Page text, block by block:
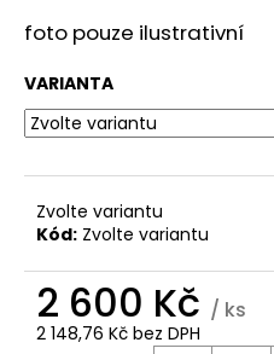
foto pouze ilustrativní
VARIANTA
Zvolte variantu
Kód: Zvolte variantu
2 600 Kč / ks
2 148,76 Kč bez DPH
č
j
e
m
DVEŘE
PRŮHLED
BÍLÁ/ZLATÝ
DUB
GEALAN